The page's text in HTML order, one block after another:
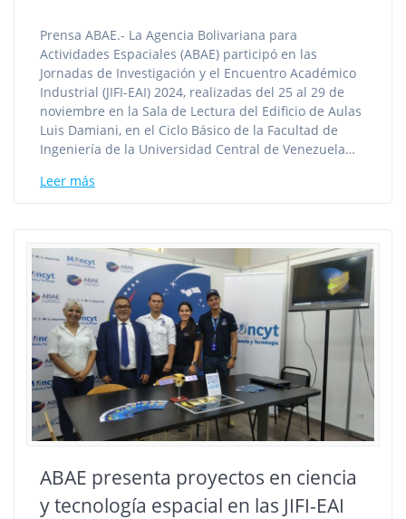
Prensa ABAE.- La Agencia Bolivariana para
Actividades Espaciales (ABAE) participó en las
Jornadas de Investigación y el Encuentro Académico
Industrial (JIFI-EAI) 2024, realizadas del 25 al 29 de
noviembre en la Sala de Lectura del Edificio de Aulas
Luis Damiani, en el Ciclo Básico de la Facultad de
Ingeniería de la Universidad Central de Venezuela…
Leer más
ABAE presenta proyectos en ciencia
y tecnología espacial en las JIFI-EAI